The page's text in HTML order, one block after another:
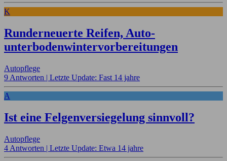
K
Runderneuerte Reifen, Auto-
unterbodenwintervorbereitungen
Autopflege
9 Antworten | Letzte Update: Fast 14 jahre
A
Ist eine Felgenversiegelung sinnvoll?
Autopflege
4 Antworten | Letzte Update: Etwa 14 jahre